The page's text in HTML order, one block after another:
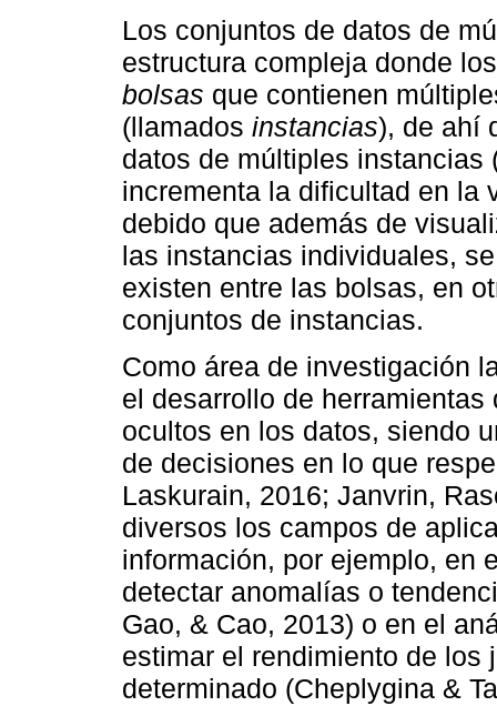
Los conjuntos de datos de
estructura compleja donde
bolsas que contienen
(llamados instancias), de ahí
datos de múltiples instancias
incrementa la dificultad en la
debido que además de
las instancias individuales,
existen entre las bolsas, en
conjuntos de instancias.
Como área de investigación
el desarrollo de
ocultos en los datos, siendo
de decisiones en lo que
Laskurain, 2016; Janvrin,
diversos los campos de
información, por ejemplo, en
detectar anomalías o
Gao, & Cao, 2013) o en el
estimar el rendimiento de los
determinado (Cheplygina &